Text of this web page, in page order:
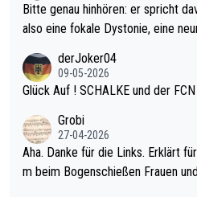
Bitte genau hinhören: er spricht
also eine fokale Dystonie, eine
erden, im Arm hat. Und, dass
be immer noch, dass sehr viele
diese könnten teils wirksam
man nur zum Neurologen und
derJoker04
09-05-2026
Glück Auf ! SCHALKE und der
Grobi
27-04-2026
Aha. Danke für die Links. Erklärt
m beim Bogenschießen Frauen